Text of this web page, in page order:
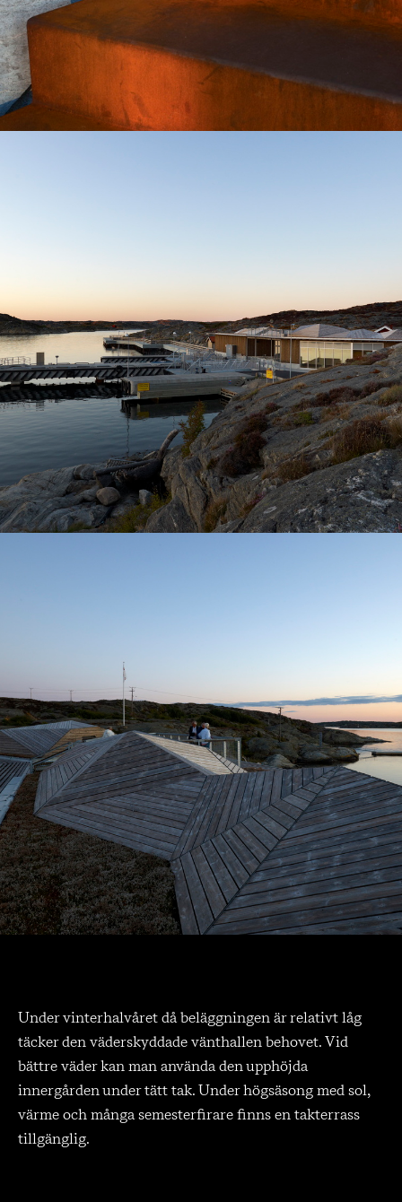
Under vinterhalvåret då beläggningen är relativt låg
täcker den väderskyddade vänthallen behovet. Vid
bättre väder kan man använda den upphöjda
innergården under tätt tak. Under högsäsong med sol,
värme och många semesterfirare finns en takterrass
tillgänglig.